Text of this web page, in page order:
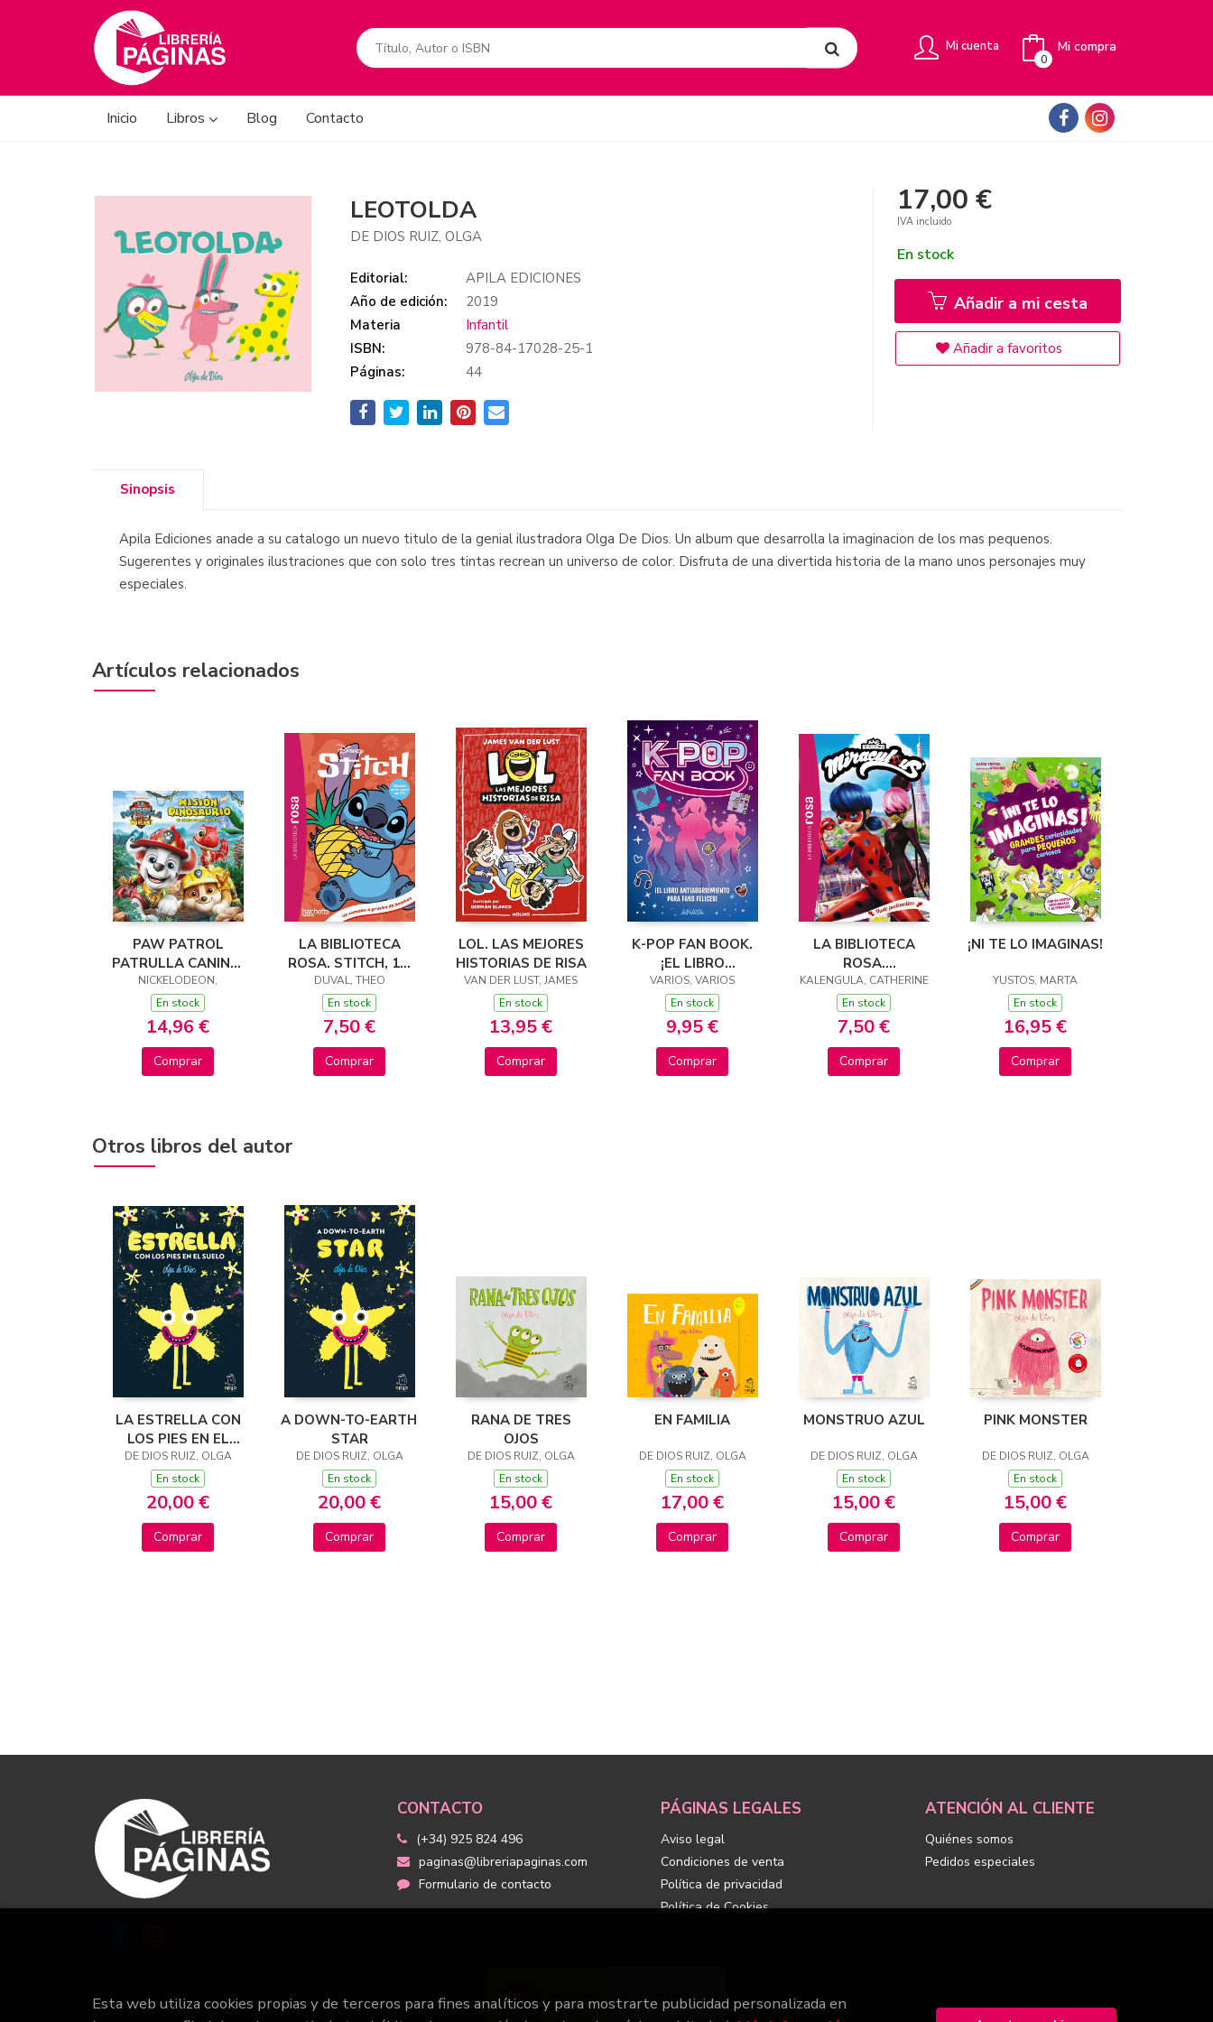
Mi cuenta Mi compra
0
Inicio Libros Blog Contacto
LEOTOLDA
DE DIOS RUIZ, OLGA
Editorial:
APILA EDICIONES
Año de edición:
2019
Materia
Infantil
ISBN:
978-84-17028-25-1
Páginas:
44
17,00 €
IVA incluido
En stock
Añadir a mi cesta
Añadir a favoritos
Sinopsis
Apila Ediciones anade a su catalogo un nuevo titulo de la genial ilustradora Olga De Dios. Un album que desarrolla la imaginacion de los mas pequenos.
Sugerentes y originales ilustraciones que con solo tres tintas recrean un universo de color. Disfruta de una divertida historia de la mano unos personajes muy
especiales.
Artículos relacionados
PAW PATROL
PATRULLA CANINA.
EL LIBRO DE LA
PELÍCULA - MISIÓN
DINOSAURIO
NICKELODEON,
En stock
14,96 €
Comprar
LA BIBLIOTECA
ROSA. STITCH, 10.
UN CORAZÓN A
PRUEBA DE
BOMBAS
DUVAL, THEO
En stock
7,50 €
Comprar
LOL. LAS MEJORES
HISTORIAS DE RISA
VAN DER LUST, JAMES
En stock
13,95 €
Comprar
K-POP FAN BOOK.
¡EL LIBRO
ANTIABURRIMIENTO
PARA FANS
FELICES!
VARIOS, VARIOS
En stock
9,95 €
Comprar
LA BIBLIOTECA
ROSA.
MIRACULOUS,
4.HUELO
PROBLEMITAS
KALENGULA, CATHERINE
En stock
7,50 €
Comprar
¡NI TE LO IMAGINAS!
YUSTOS, MARTA
En stock
16,95 €
Comprar
Otros libros del autor
LA ESTRELLA CON
LOS PIES EN EL
SUELO
DE DIOS RUIZ, OLGA
En stock
20,00 €
Comprar
A DOWN-TO-EARTH
STAR
DE DIOS RUIZ, OLGA
En stock
20,00 €
Comprar
RANA DE TRES
OJOS
DE DIOS RUIZ, OLGA
En stock
15,00 €
Comprar
EN FAMILIA
DE DIOS RUIZ, OLGA
En stock
17,00 €
Comprar
MONSTRUO AZUL
DE DIOS RUIZ, OLGA
En stock
15,00 €
Comprar
PINK MONSTER
DE DIOS RUIZ, OLGA
En stock
15,00 €
Comprar
CONTACTO
(+34) 925 824 496
paginas@libreriapaginas.com
Formulario de contacto
PÁGINAS LEGALES
Aviso legal
Condiciones de venta
Política de privacidad
Política de Cookies
ATENCIÓN AL CLIENTE
Quiénes somos
Pedidos especiales
Esta web utiliza cookies propias y de terceros para fines analíticos y para mostrarte publicidad personalizada en